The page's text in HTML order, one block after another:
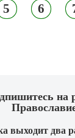
5 6
на
выходит два